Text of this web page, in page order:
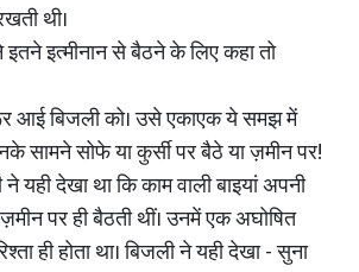
थी।
इत्मीनान से बैठने के लिए कहा तो
आई बिजली को। उसे एकाएक ये समझ में
सामने सोफे या कुर्सी पर बैठे या ज़मीन पर!
यही देखा था कि काम वाली बाइयां अपनी
पर ही बैठती थीं। उनमें एक अघोषित
ही होता था। बिजली ने यही देखा - सुना